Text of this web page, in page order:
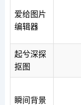
爱给图片
编辑器
起兮深探
抠图
瞬间背景